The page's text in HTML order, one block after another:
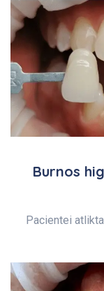
Burnos
Pacientei